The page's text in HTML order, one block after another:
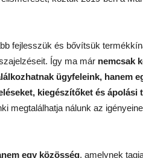
fejlesszük és bővítsük
Így ma már nemcsak
ügyfeleink, hanem
kiegészítőket és ápolási
megtalálhatja nálunk az
egy közösség, amelynek